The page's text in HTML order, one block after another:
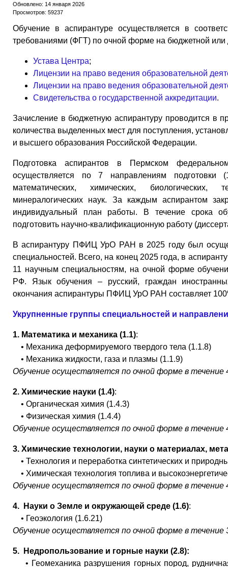
Обновлено: 14 января 2026
Просмотров: 59237
Обучение в аспирантуре осуществляется в
требованиями (ФГТ) по очной форме на бюджетной или
Устава Центра;
Лицензии на право ведения образовательной
Лицензии на право ведения образовательной
Свидетельства о государственной аккредитации.
Зачисление в бюджетную аспирантуру проводится в
количества выделенных мест для поступления,
и высшего образования Российской Федерации.
Подготовка аспирантов в Пермском
осуществляется по 7 направлениям подготовки
математических, химических, биологических,
минералогических наук. За каждым аспирантом
индивидуальный план работы. В течение срока
подготовить научно-квалификационную работу
В аспирантуру ПФИЦ УрО РАН в 2025 году был
специальностей. Всего, на конец 2025 года, в
11 научным специальностям, на очной форме
РФ. Язык обучения – русский, граждан
окончания аспирантуры ПФИЦ УрО РАН составляет
Укрупненные группы специальностей и
1. Математика и механика (1.1):
• Механика деформируемого твердого тела (1.1.8)
• Механика жидкости, газа и плазмы (1.1.9)
Обучение осуществляется по очной форме в течение
2. Химические науки (1.4):
• Органическая химия (1.4.3)
• Физическая химия (1.4.4)
Обучение осуществляется по очной форме в течение
3. Химические технологии, науки о материалах,
• Технология и переработка синтетических и
• Химическая технология топлива и
Обучение осуществляется по очной форме в течение
4. Науки о Земле и окружающей среде (1.6):
• Геоэкология (1.6.21)
Обучение осуществляется по очной форме в течение
5.
Недропользование и горные науки (2.8):
• Геомеханика разрушения горных пород,